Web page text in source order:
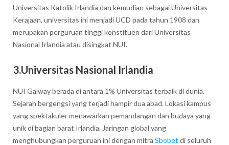
Universitas Katolik Irlandia dan kemudian sebagai Universitas
Kerajaan, universitas ini menjadi UCD pada tahun 1908 dan
merupakan perguruan tinggi konstituen dari Universitas
Nasional Irlandia atau disingkat NUI.
3.Universitas Nasional Irlandia
NUI Galway berada di antara 1% Universitas terbaik di dunia.
Sejarah bergengsi yang terjadi hampir dua abad. Lokasi kampus
yang spektakuler menawarkan pemandangan dan budaya yang
unik di bagian barat Irlandia. Jaringan global yang
menghubungkan perguruan ini dengan mitra Sbobet di seluruh